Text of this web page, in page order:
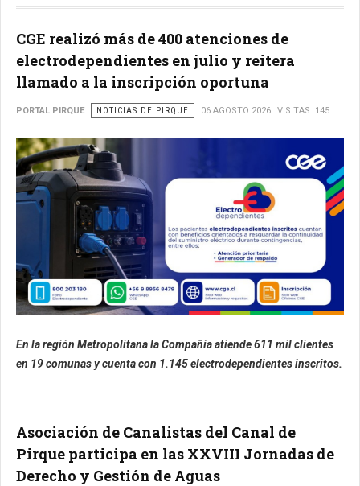
CGE realizó más de 400 atenciones de
electrodependientes en julio y reitera
llamado a la inscripción oportuna
PORTAL PIRQUE NOTICIAS DE PIRQUE 06 AGOSTO 2026 VISITAS: 145
En la región Metropolitana la Compañía atiende 611 mil clientes
en 19 comunas y cuenta con 1.145 electrodependientes inscritos.
Asociación de Canalistas del Canal de
Pirque participa en las XXVIII Jornadas de
Derecho y Gestión de Aguas